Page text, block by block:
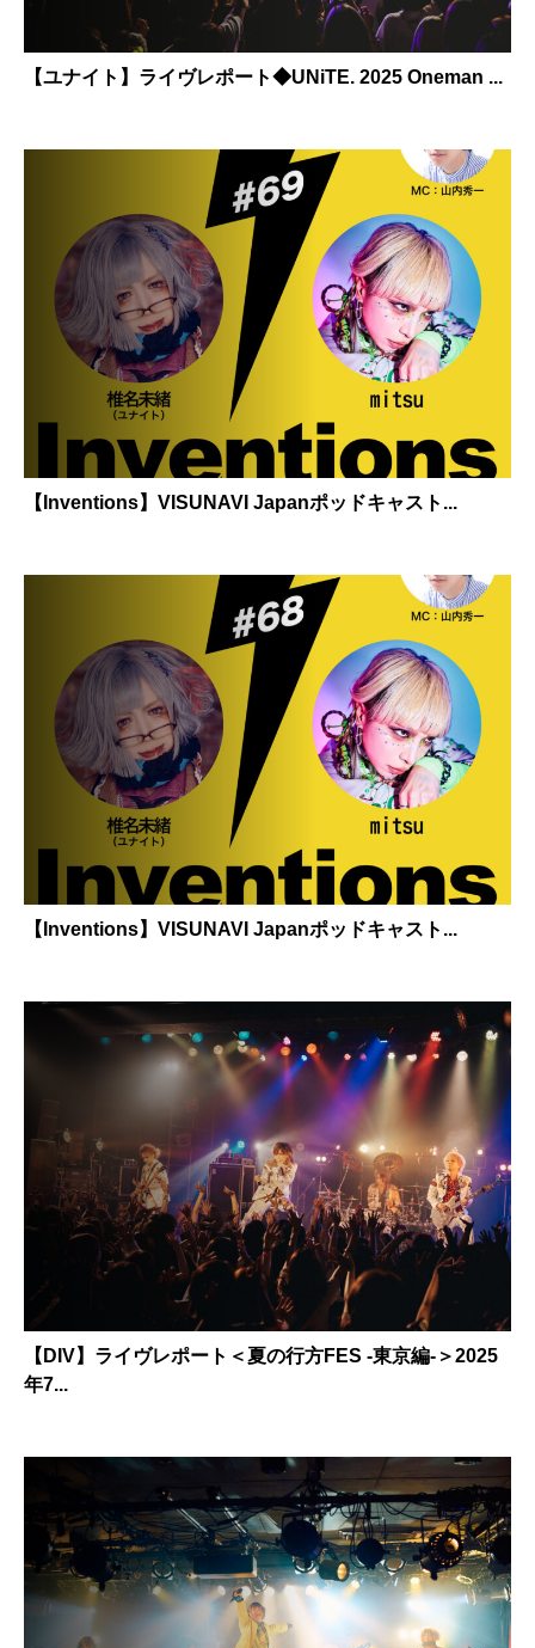
【ユナイト】ライヴレポート◆UNiTE. 2025 Oneman ...
【Inventions】VISUNAVI Japanポッドキャスト...
【Inventions】VISUNAVI Japanポッドキャスト...
【DIV】ライヴレポート＜夏の行方FES -東京編-＞2025
年7...